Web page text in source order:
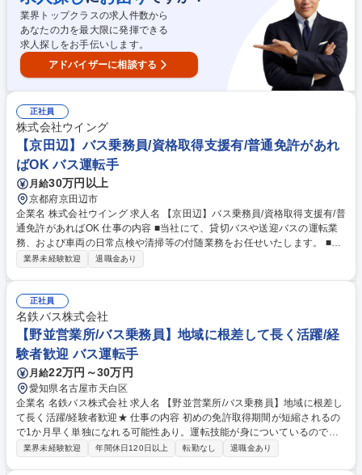
掃・点検、ダイヤ改正・迂回などの知らせ掲出、時刻表差し替え）■ダイ
ヤ改正（お客様への告知資料用意、社内音声データ更新、方向幕データ更
新、乗務員のために運行表作成）■窓口対応（接客対応、定期券の発行な
ど）※変更の範囲：会社の定める業務 募集職種 【浜松市】バス事業の運
営・管理 UIターン・キャリアチェンジ歓迎◎
業界トップクラスの求人件数から
あなたの力を最大限に発揮できる
求人探しをお手伝いします。
アドバイザーに相談する
正社員
株式会社ウイング
【京田辺】バス乗務員/資格取得支援有/普通免許があれ
ばOK バス運転手
月給30万円以上
京都府京田辺市
企業名 株式会社ウイング 求人名 【京田辺】バス乗務員/資格取得支援有/普
通免許があればOK 仕事の内容 ■当社にて、貸切バスや送迎バスの運転業
務、および車両の日常点検や清掃等の付随業務をお任せいたします。 ■貸
切観光バスの運転 ■地域のコミュニティバスの運転 ■企業送迎バスの運転
種 【京田辺】バス乗務員/資格取得支援有/普通免許があればOK
業界未経験歓迎 退職金あり
正社員
名鉄バス株式会社
【野並営業所/バス乗務員】地域に根差して長く活躍/経
験者歓迎 バス運転手
月給22万円～30万円
愛知県名古屋市天白区
企業名 名鉄バス株式会社 求人名 【野並営業所/バス乗務員】地域に根差し
て長く活躍/経験者歓迎★ 仕事の内容 初めの免許取得期間が短縮されるの
で1か月早く単独になれる可能性あり。運転技能が身についているので優
位性がある状態で研修いただくことができます。 将来的には適性があれば
業界未経験歓迎 年間休日120日以上 転勤なし 退職金あり